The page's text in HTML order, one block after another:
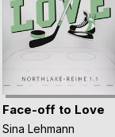
Face-off to Love
Sina Lehmann